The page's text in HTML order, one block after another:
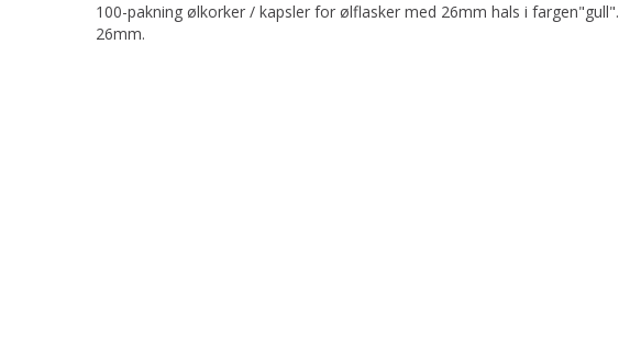
100-pakning ølkorker / kapsler for ølflasker med 26mm hals i fargen"gull".
26mm.